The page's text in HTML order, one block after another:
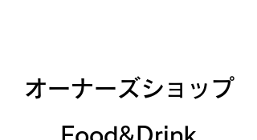
オーナーズショップ
Food&Drink